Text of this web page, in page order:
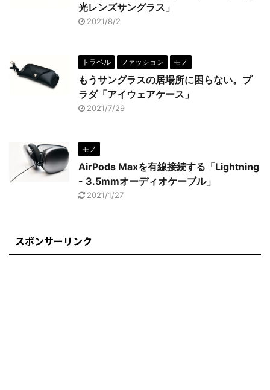
光レンズサングラス」
2021/8/2
トラベル ファッション モノ
もうサングラスの居場所に困らない。プ
ラダ「アイウェアケース」
2021/7/29
モノ
AirPods Maxを有線接続する「Lightning
- 3.5mmオーディオケーブル」
2021/1/27
スポンサーリンク